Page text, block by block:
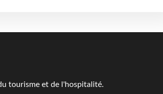
tourisme et de l'hospitalité.